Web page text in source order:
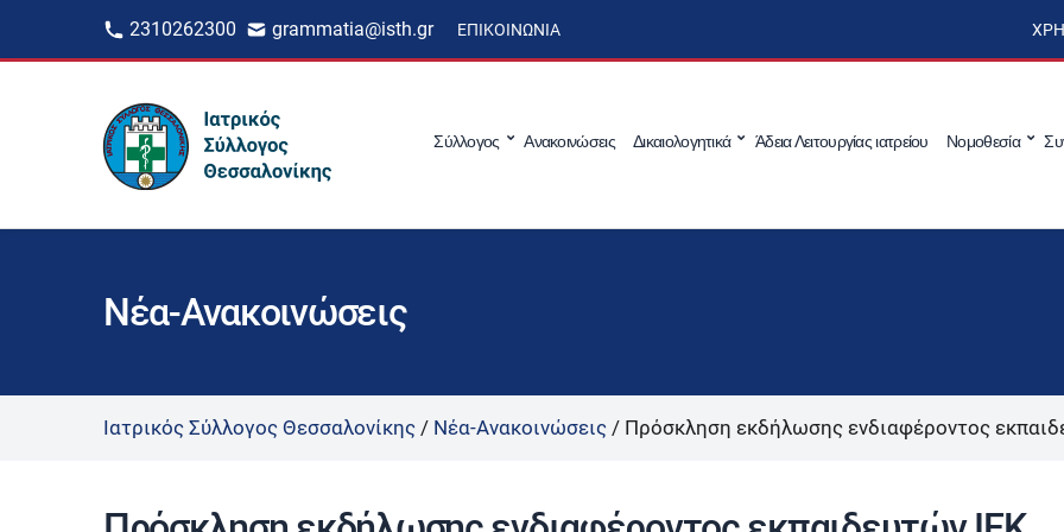
2310262300 grammatia@isth.gr ΕΠΙΚΟΙΝΩΝΊΑ
Σύλλογος Ανακοινώσεις Δικαιολογητικά Άδεια Λειτουργίας ιατρείου Νομοθεσία
Νέα-Ανακοινώσεις
Ιατρικός Σύλλογος Θεσσαλονίκης / Νέα-Ανακοινώσεις / Πρόσκληση εκδήλωσης ενδιαφέροντος